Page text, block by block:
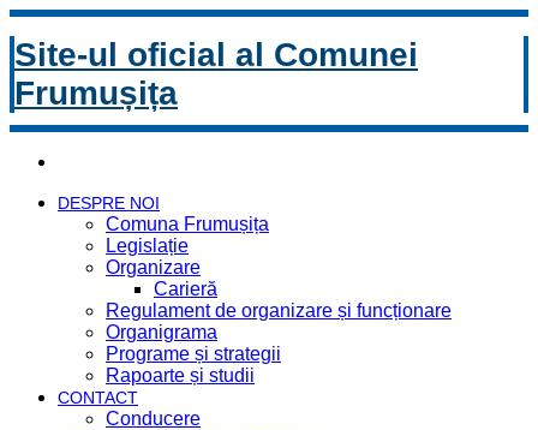
Site-ul oficial al Comunei
Frumușița
DESPRE NOI
Comuna Frumușița
Legislație
Organizare
Carieră
Regulament de organizare și funcționare
Organigrama
Programe și strategii
Rapoarte și studii
CONTACT
Conducere